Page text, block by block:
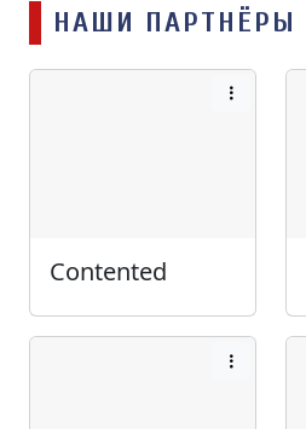
НАШИ ПАРТНЁРЫ
Contented